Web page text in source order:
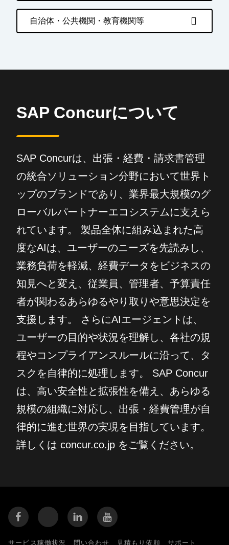
自治体・公共機関・教育機関等
SAP Concurについて
SAP Concurは、出張・経費・請求書管理
の統合ソリューション分野において世界ト
ップのブランドであり、業界最大規模のグ
ローバルパートナーエコシステムに支えら
れています。 製品全体に組み込まれた高
度なAIは、ユーザーのニーズを先読みし、
業務負荷を軽減、経費データをビジネスの
知見へと変え、従業員、管理者、予算責任
者が関わるあらゆるやり取りや意思決定を
支援します。 さらにAIエージェントは、
ユーザーの目的や状況を理解し、各社の規
程やコンプライアンスルールに沿って、タ
スクを自律的に処理します。 SAP Concur
は、高い安全性と拡張性を備え、あらゆる
規模の組織に対応し、出張・経費管理が自
律的に進む世界の実現を目指しています。
詳しくは concur.co.jp をご覧ください。
サービス稼働状況 問い合わせ 見積もり依頼 サポート